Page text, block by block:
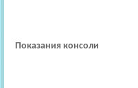
Показания консоли